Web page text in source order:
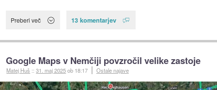
Preberi več 13 komentarjev
Google Maps v Nemčiji povzročil velike zastoje
Matej Huš ::31. maj 2025ob 18:17 Ostale najave